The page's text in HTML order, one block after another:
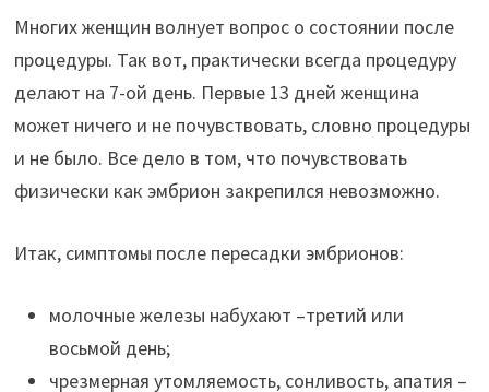
Многих женщин волнует вопрос о состоянии после
процедуры. Так вот, практически всегда процедуру
делают на 7-ой день. Первые 13 дней женщина
может ничего и не почувствовать, словно процедуры
и не было. Все дело в том, что почувствовать
физически как эмбрион закрепился невозможно.
Итак, симптомы после пересадки эмбрионов:
молочные железы набухают –третий или
восьмой день;
чрезмерная утомляемость, сонливость, апатия –